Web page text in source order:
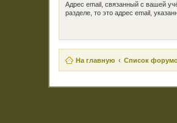
Адрес email, связанный с вашей
разделе, то это адрес email,
На главную Список